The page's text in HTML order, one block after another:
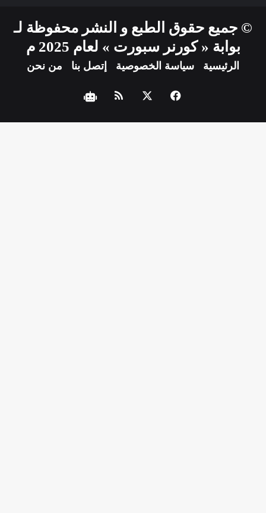
© جميع حقوق الطبع و النشر محفوظة لـ
بوابة « كورنر سبورت » لعام 2025 م
الرئيسية سياسة الخصوصية إتصل بنا من نحن
فيسبوك ملخص
الموقع
نبض